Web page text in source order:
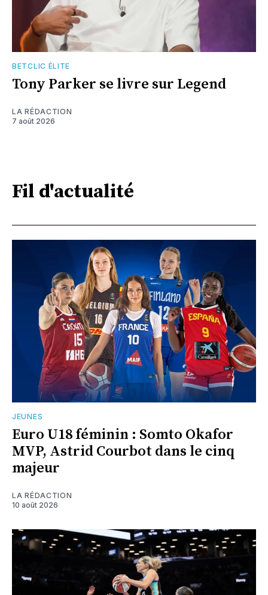
BETCLIC ÉLITE
Tony Parker se livre sur Legend
LA RÉDACTION
7 août 2026
Fil d'actualité
JEUNES
Euro U18 féminin : Somto Okafor
MVP, Astrid Courbot dans le cinq
majeur
LA RÉDACTION
10 août 2026